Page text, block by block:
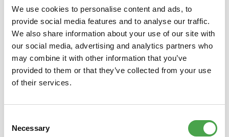
We use cookies to personalise content and ads, to
provide social media features and to analyse our traffic.
We also share information about your use of our site with
our social media, advertising and analytics partners who
may combine it with other information that you’ve
provided to them or that they’ve collected from your use
of their services.
Selection
Necessary